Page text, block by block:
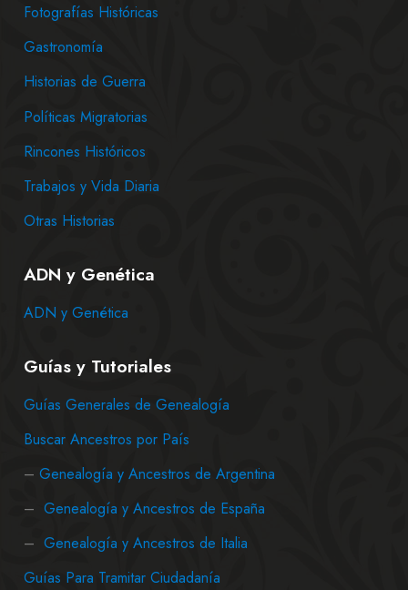
Fotografías Históricas
Gastronomía
Historias de Guerra
Políticas Migratorias
Rincones Históricos
Trabajos y Vida Diaria
Otras Historias
ADN y Genética
ADN y Genética
Guías y Tutoriales
Guías Generales de Genealogía
Buscar Ancestros por País
– Genealogía y Ancestros de Argentina
– Genealogía y Ancestros de España
– Genealogía y Ancestros de Italia
Guías Para Tramitar Ciudadanía